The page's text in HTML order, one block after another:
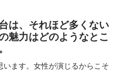
は、それほど多くない
魅力はどのようなとこ
ます。女性が演じるからこそ